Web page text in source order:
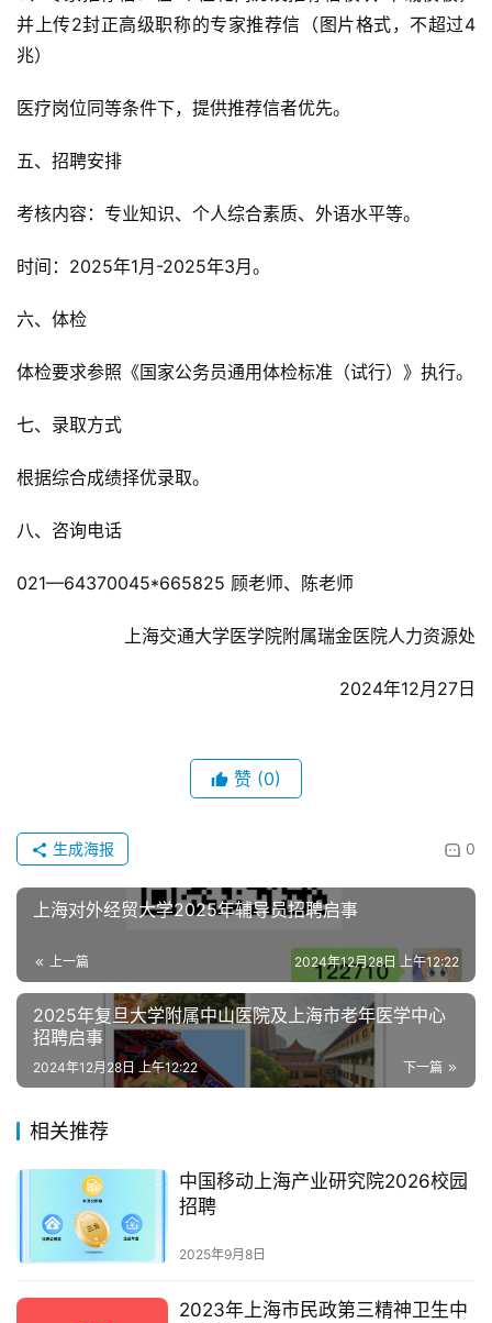
并上传2封正高级职称的专家推荐信（图片格式，不超过4
兆）
医疗岗位同等条件下，提供推荐信者优先。
五、招聘安排
考核内容：专业知识、个人综合素质、外语水平等。
时间：2025年1月-2025年3月。
六、体检
体检要求参照《国家公务员通用体检标准（试行）》执行。
七、录取方式
根据综合成绩择优录取。
八、咨询电话
021—64370045*665825 顾老师、陈老师
上海交通大学医学院附属瑞金医院人力资源处
2024年12月27日
赞 (0)
0
生成海报
上海对外经贸大学2025年辅导员招聘启事
上一篇 2024年12月28日 上午12:22
2025年复旦大学附属中山医院及上海市老年医学中心
招聘启事
下一篇
2024年12月28日 上午12:22
相关推荐
中国移动上海产业研究院2026校园
招聘
2025年9月8日
2023年上海市民政第三精神卫生中